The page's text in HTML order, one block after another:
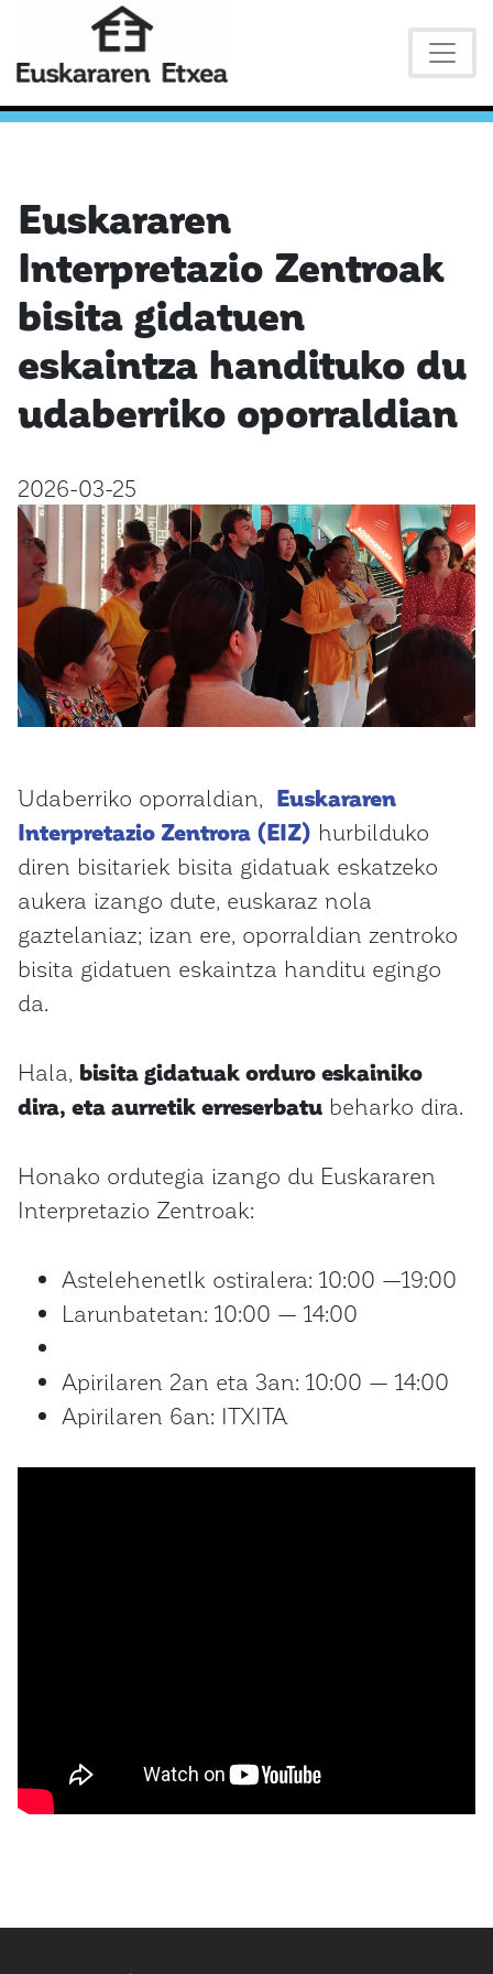
Euskararen
Interpretazio Zentroak
bisita gidatuen
eskaintza handituko du
udaberriko oporraldian
2026-03-25
Udaberriko oporraldian, Euskararen
Interpretazio Zentrora (EIZ) hurbilduko
diren bisitariek bisita gidatuak eskatzeko
aukera izango dute, euskaraz nola
gaztelaniaz; izan ere, oporraldian zentroko
bisita gidatuen eskaintza handitu egingo
da.
Hala, bisita gidatuak orduro eskainiko
dira, eta aurretik erreserbatu beharko dira.
Honako ordutegia izango du Euskararen
Interpretazio Zentroak:
Astelehenetlk ostiralera: 10:00 —19:00
Larunbatetan: 10:00 — 14:00
Apirilaren 2an eta 3an: 10:00 — 14:00
Apirilaren 6an: ITXITA